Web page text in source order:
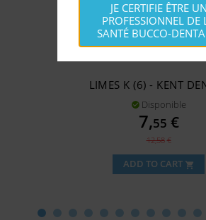
LIMES K (6) - KENT
 Disponible
Prix
7,55 €
Prix
de
base
12,58 €
ADD TO CART shopping_cart
JE CERTIFIE ÊTRE UN
PROFESSIONNEL DE
SANTÉ BUCCO-